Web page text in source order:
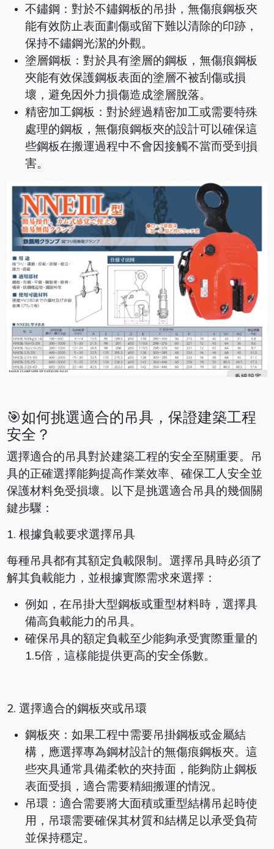
不鏽鋼：對於不鏽鋼板的吊掛，無傷痕鋼板夾
能有效防止表面劃傷或留下難以清除的印跡，
保持不鏽鋼光潔的外觀。
塗層鋼板：對於具有塗層的鋼板，無傷痕鋼板
夾能有效保護鋼板表面的塗層不被刮傷或損
壞，避免因外力損傷造成塗層脫落。
精密加工鋼板：對於經過精密加工或需要特殊
處理的鋼板，無傷痕鋼板夾的設計可以確保這
些鋼板在搬運過程中不會因接觸不當而受到損
害。
🎯如何挑選適合的吊具，保證建築工程
安全？
選擇適合的吊具對於建築工程的安全至關重要。吊
具的正確選擇能夠提高作業效率、確保工人安全並
保護材料免受損壞。以下是挑選適合吊具的幾個關
鍵步驟：
1. 根據負載要求選擇吊具
每種吊具都有其額定負載限制。選擇吊具時必須了
解其負載能力，並根據實際需求來選擇：
例如，在吊掛大型鋼板或重型材料時，選擇具
備高負載能力的吊具。
確保吊具的額定負載至少能夠承受實際重量的
1.5倍，這樣能提供更高的安全係數。
2. 選擇適合的鋼板夾或吊環
鋼板夾：如果工程中需要吊掛鋼板或金屬結
構，應選擇專為鋼材設計的無傷痕鋼板夾。這
些夾具通常具備柔軟的夾持面，能夠防止鋼板
表面受損，適合需要精細搬運的情況。
吊環：適合需要將大面積或重型結構吊起時使
用，吊環需要確保其材質和結構足以承受負荷
並保持穩定。